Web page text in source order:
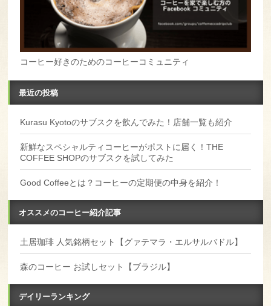
コーヒー好きのためのコーヒーコミュニティ
最近の投稿
Kurasu Kyotoのサブスクを飲んでみた！店舗一覧も紹介
新鮮なスペシャルティコーヒーがポストに届く！THE
COFFEE SHOPのサブスクを試してみた
Good Coffeeとは？コーヒーの定期便の中身を紹介！
オススメのコーヒー紹介記事
土居珈琲 人気銘柄セット【グァテマラ・エルサルバドル】
森のコーヒー お試しセット【ブラジル】
デイリーランキング